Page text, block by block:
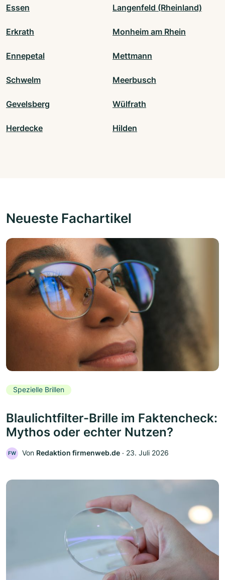
Essen Langenfeld (Rheinland)
Erkrath Monheim am Rhein
Ennepetal Mettmann
Schwelm Meerbusch
Gevelsberg Wülfrath
Herdecke Hilden
Neueste Fachartikel
Spezielle Brillen
Blaulichtfilter-Brille im Faktencheck:
Mythos oder echter Nutzen?
FW Von Redaktion firmenweb.de ‧ 23. Juli 2026